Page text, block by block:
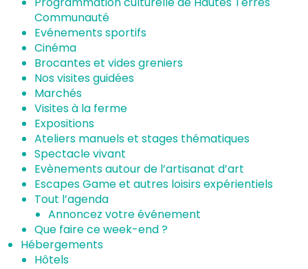
Communauté
Evénements sportifs
Cinéma
Brocantes et vides greniers
Nos visites guidées
Marchés
Visites à la ferme
Expositions
Ateliers manuels et stages thématiques
Spectacle vivant
Evènements autour de l’artisanat d’art
Escapes Game et autres loisirs expérientiels
Tout l’agenda
Annoncez votre événement
Que faire ce week-end ?
Hébergements
Hôtels